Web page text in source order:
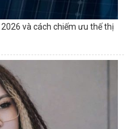
và cách chiếm ưu thế thị